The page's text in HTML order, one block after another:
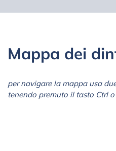
Mappa dei
per navigare la mappa usa
tenendo premuto il tasto Ctrl o